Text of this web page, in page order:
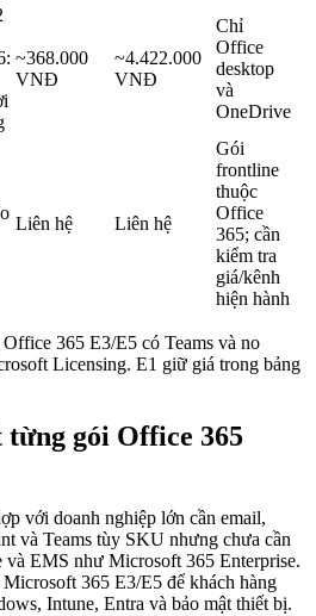
~368.000
VNĐ
~4.422.000
VNĐ
Chỉ
Office
desktop
và
OneDrive
Liên hệ Liên hệ
Gói
frontline
thuộc
Office
365; cần
kiểm tra
giá/kênh
hiện hành
365 E3/E5 có Teams và no
Licensing. E1 giữ giá trong bảng
gói Office 365
với doanh nghiệp lớn cần email,
và Teams tùy SKU nhưng chưa cần
và EMS như Microsoft 365 Enterprise.
365 E3/E5 để khách hàng
Intune, Entra và bảo mật thiết bị.